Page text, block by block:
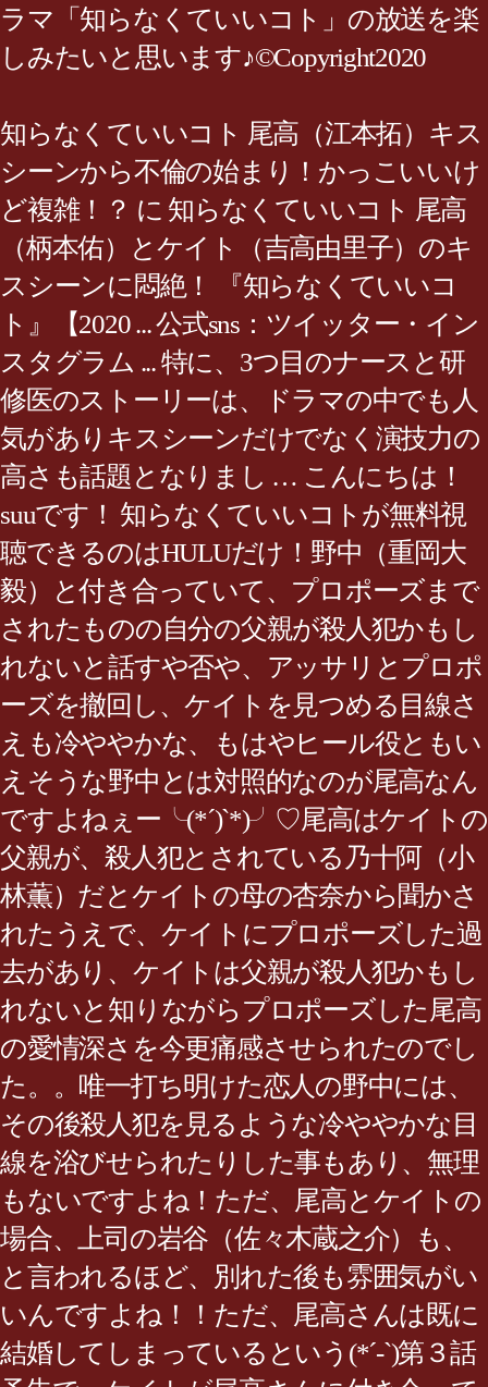
ラマ「知らなくていいコト」の放送を楽
しみたいと思います♪©Copyright2020
知らなくていいコト 尾高（江本拓）キス
シーンから不倫の始まり！かっこいいけ
ど複雑！？ に 知らなくていいコト 尾高
（柄本佑）とケイト（吉高由里子）のキ
スシーンに悶絶！ 『知らなくていいコ
ト』【2020 ... 公式sns：ツイッター・イン
スタグラム ... 特に、3つ目のナースと研
修医のストーリーは、ドラマの中でも人
気がありキスシーンだけでなく演技力の
高さも話題となりまし … こんにちは！
suuです！ 知らなくていいコトが無料視
聴できるのはHULUだけ！野中（重岡大
毅）と付き合っていて、プロポーズまで
されたものの自分の父親が殺人犯かもし
れないと話すや否や、アッサリとプロポ
ーズを撤回し、ケイトを見つめる目線さ
えも冷ややかな、もはやヒール役ともい
えそうな野中とは対照的なのが尾高なん
ですよねぇー╰(*´)`*)╯♡尾高はケイトの
父親が、殺人犯とされている乃十阿（小
林薫）だとケイトの母の杏奈から聞かさ
れたうえで、ケイトにプロポーズした過
去があり、ケイトは父親が殺人犯かもし
れないと知りながらプロポーズした尾高
の愛情深さを今更痛感させられたのでし
た。。唯一打ち明けた恋人の野中には、
その後殺人犯を見るような冷ややかな目
線を浴びせられたりした事もあり、無理
もないですよね！ただ、尾高とケイトの
場合、上司の岩谷（佐々木蔵之介）も、
と言われるほど、別れた後も雰囲気がい
いんですよね！！ただ、尾高さんは既に
結婚してしまっているという(*´-`)第３話